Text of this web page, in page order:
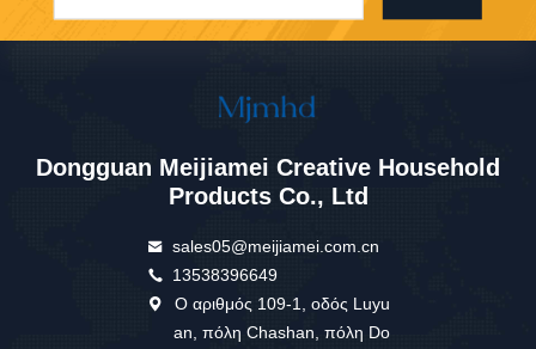
Dongguan Meijiamei Creative Household
Products Co., Ltd
sales05@meijiamei.com.cn
13538396649
Ο αριθμός 109-1, οδός Luyu
an, πόλη Chashan, πόλη Do